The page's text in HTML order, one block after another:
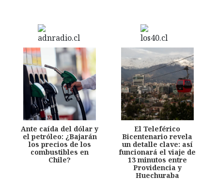
Ante caída del dólar y
el petróleo: ¿Bajarán
los precios de los
combustibles en
Chile?
El Teleférico
Bicentenario revela
un detalle clave: así
funcionará el viaje de
13 minutos entre
Providencia y
Huechuraba